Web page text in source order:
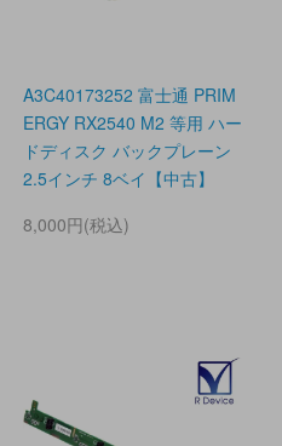
A3C40173252 富士通 PRIM
ERGY RX2540 M2 等用 ハー
ドディスク バックプレーン
2.5インチ 8ベイ【中古】
8,000円(税込)